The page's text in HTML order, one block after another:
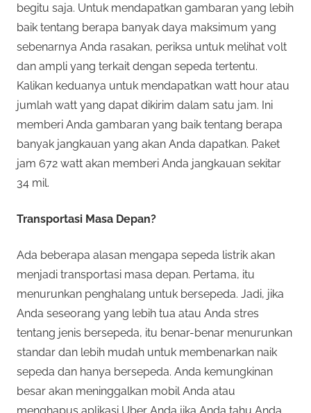
begitu saja. Untuk mendapatkan gambaran yang lebih
baik tentang berapa banyak daya maksimum yang
sebenarnya Anda rasakan, periksa untuk melihat volt
dan ampli yang terkait dengan sepeda tertentu.
Kalikan keduanya untuk mendapatkan watt hour atau
jumlah watt yang dapat dikirim dalam satu jam. Ini
memberi Anda gambaran yang baik tentang berapa
banyak jangkauan yang akan Anda dapatkan. Paket
jam 672 watt akan memberi Anda jangkauan sekitar
34 mil.
Transportasi Masa Depan?
Ada beberapa alasan mengapa sepeda listrik akan
menjadi transportasi masa depan. Pertama, itu
menurunkan penghalang untuk bersepeda. Jadi, jika
Anda seseorang yang lebih tua atau Anda stres
tentang jenis bersepeda, itu benar-benar menurunkan
standar dan lebih mudah untuk membenarkan naik
sepeda dan hanya bersepeda. Anda kemungkinan
besar akan meninggalkan mobil Anda atau
menghapus aplikasi Uber Anda jika Anda tahu Anda